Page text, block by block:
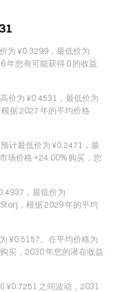
为 ¥0.3299，最低价为
年您有可能获得 0 的收益
价为 ¥0.4531，最低价为
据 2027 年的平均价格
计最低价为 ¥0.2471，最
场价格 +24.00% 购买，您
，最低价为
，根据 2029 年的平均
¥0.5157。在平均价格为
买，2030 年您的潜在收益
¥0.7251 之间波动，2031